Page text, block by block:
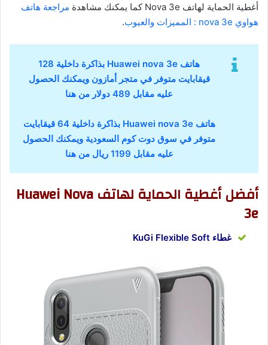
أغطية الحماية لهاتف Nova 3e كما يمكنك مشاهدة
مراجعة هاتف
هواوي nova 3e : المميزات والعيوب
.
هاتف Huawei nova 3e بذاكرة داخلية 128
قيقابايت متوفر في متجر أمازون ويمكنك الحصول
عليه مقابل 489 دولار من هنا
هاتف Huawei nova 3e بذاكرة داخلية 64 قيقابايت
متوفر في سوق دوت كوم السعودية ويمكنك الحصول
عليه مقابل 1199 ريال من هنا
أفضل أغطية الحماية لهاتف Huawei Nova
3e
غطاء KuGi Flexible Soft